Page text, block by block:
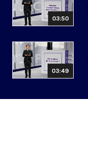
03:50
03:49